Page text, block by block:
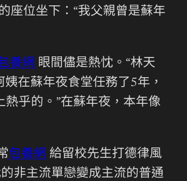
座位坐下：“我父親曾是蘇年
養網 眼間儘是熱忱。“林天
姨在蘇年夜食堂任務了5年，
乎的。”在蘇年夜，本年像
包養網 給留校先生打德律風
非主流單戀變成主流的普通